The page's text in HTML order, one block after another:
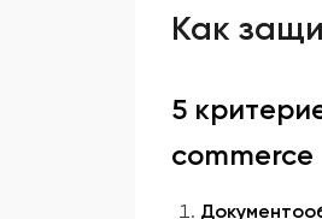
Как
5
commerce